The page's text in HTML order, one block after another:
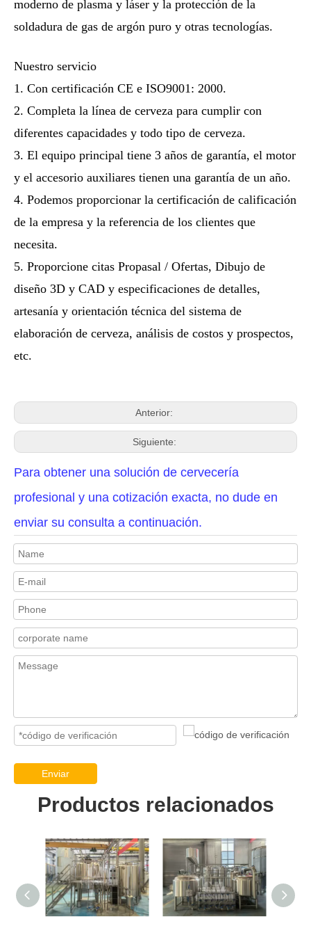
moderno de plasma y láser y la protección de la
soldadura de gas de argón puro y otras tecnologías.
Nuestro servicio
1. Con certificación CE e ISO9001: 2000.
2. Completa la línea de cerveza para cumplir con
diferentes capacidades y todo tipo de cerveza.
3. El equipo principal tiene 3 años de garantía, el motor
y el accesorio auxiliares tienen una garantía de un año.
4. Podemos proporcionar la certificación de calificación
de la empresa y la referencia de los clientes que
necesita.
5. Proporcione citas Propasal / Ofertas, Dibujo de
diseño 3D y CAD y especificaciones de detalles,
artesanía y orientación técnica del sistema de
elaboración de cerveza, análisis de costos y prospectos,
etc.
Anterior:
Siguiente:
Para obtener una solución de cervecería
profesional y una cotización exacta, no dude en
enviar su consulta a continuación.
Enviar
Productos relacionados